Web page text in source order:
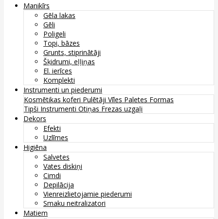
Manikīrs
Gēla lakas
Gēli
Poligeli
Topi, bāzes
Grunts, stiprinātāji
Šķidrumi, eļļiņas
El. ierīces
Komplekti
Instrumenti un piederumi
Kosmētikas koferi Pulētāji Vīles Paletes Formas
Tipši Instrumenti Otiņas Frezas uzgaļi
Dekors
Efekti
Uzlīmes
Higiēna
Salvetes
Vates diskiņi
Cimdi
Depilācija
Vienreizlietojamie piederumi
Smaku neitralizatori
Matiem